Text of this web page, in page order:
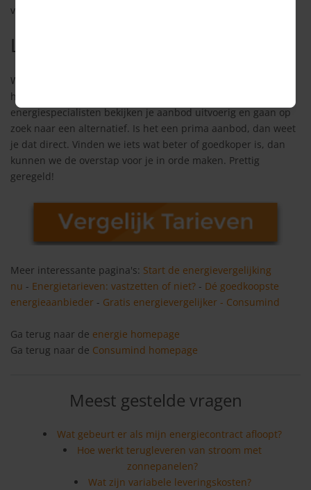
vergelijken.
Laat je aanbod checken
Wil je weten of je beter kunt verlengen of overstappen, dan
helpen we je graag om dat uit te zoeken. Onze
energiespecialisten bekijken je aanbod uitvoerig en gaan op
zoek naar een alternatief. Is het een prima aanbod, dan weet
je dat direct. Vinden we iets wat beter of goedkoper is, dan
kunnen we de overstap voor je in orde maken. Prettig
geregeld!
Meer interessante pagina's: Start de energievergelijking
nu - Energietarieven: vastzetten of niet? - Dé goedkoopste
energieaanbieder - Gratis energievergelijker - Consumind
Ga terug naar de energie homepage
Ga terug naar de Consumind homepage
Meest gestelde vragen
Wat gebeurt er als mijn energiecontract afloopt?
Hoe werkt terugleveren van stroom met
zonnepanelen?
Wat zijn variabele leveringskosten?